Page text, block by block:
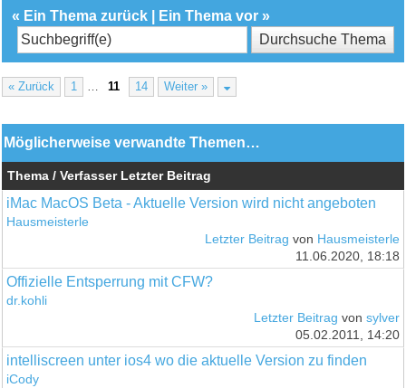
« Ein Thema zurück Ein Thema vor »
« Zurück 1 11 14 Weiter »
Möglicherweise verwandte Themen…
Thema / Verfasser Letzter Beitrag
iMac MacOS Beta - Aktuelle Version wird nicht angeboten
Hausmeisterle
Letzter Beitrag von Hausmeisterle
11.06.2020, 18:18
Offizielle Entsperrung mit CFW?
dr.kohli
Letzter Beitrag von sylver
05.02.2011, 14:20
intelliscreen unter ios4 wo die aktuelle Version zu finden
iCody